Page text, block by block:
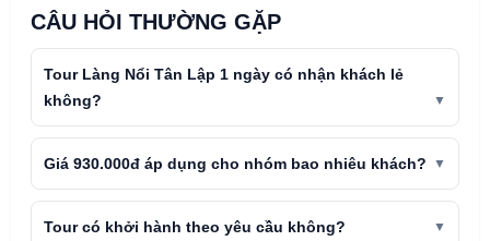
CÂU HỎI THƯỜNG GẶP
Tour Làng Nổi Tân Lập 1 ngày có nhận khách lẻ
không?
Giá 930.000đ áp dụng cho nhóm bao nhiêu khách?
Tour có khởi hành theo yêu cầu không?